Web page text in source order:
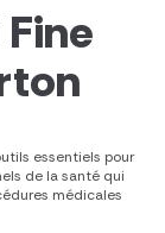
essentiels pour
de la santé qui
médicales